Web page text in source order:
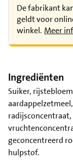
De fabrikant
geldt voor
winkel. Meer
Ingrediënten
Suiker,
geconcentreerd
hulpstof.